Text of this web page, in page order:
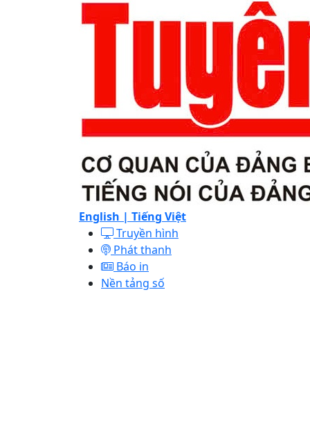
English | Tiếng Việt
Truyền hình
Phát thanh
Báo in
Nền tảng số